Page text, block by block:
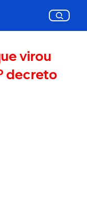
virou
decreto